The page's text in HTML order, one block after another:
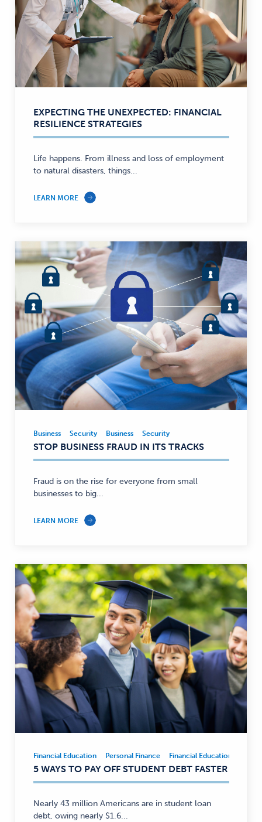
EXPECTING THE UNEXPECTED: FINANCIAL
RESILIENCE STRATEGIES
Life happens. From illness and loss of employment
to natural disasters, things...
LEARN MORE
Business,
Security
—
Business Security Business Security
STOP BUSINESS FRAUD IN ITS TRACKS
Fraud is on the rise for everyone from small
businesses to big...
LEARN MORE
Financial
Education,
Personal
Finance
—
Financial Education Personal Finance Financial Education
5 WAYS TO PAY OFF STUDENT DEBT FASTER
Nearly 43 million Americans are in student loan
debt, owing nearly $1.6...